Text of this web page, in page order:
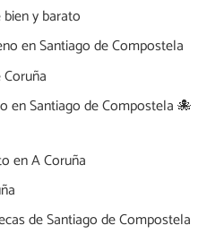
y barato
en Santiago de Compostela
en Santiago de Compostela 🐙
en A Coruña
de Santiago de Compostela